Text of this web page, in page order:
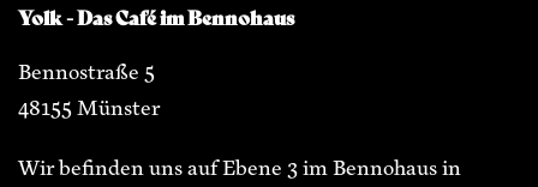
Yolk - Das Café im Bennohaus
Bennostraße 5
48155 Münster
Wir befinden uns auf Ebene 3 im Bennohaus in